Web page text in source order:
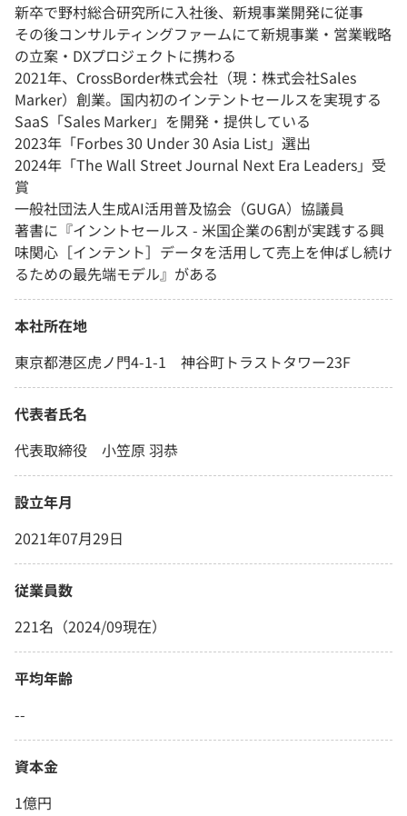
新卒で野村総合研究所に入社後、新規事業開発に従事
その後コンサルティングファームにて新規事業・営業戦略
の立案・DXプロジェクトに携わる
2021年、CrossBorder株式会社（現：株式会社Sales
Marker）創業。国内初のインテントセールスを実現する
SaaS「Sales Marker」を開発・提供している
2023年「Forbes 30 Under 30 Asia List」選出
2024年「The Wall Street Journal Next Era Leaders」受
賞
一般社団法人生成AI活用普及協会（GUGA）協議員
著書に『インントセールス - 米国企業の6割が実践する興
味関心［インテント］データを活用して売上を伸ばし続け
るための最先端モデル』がある
本社所在地
東京都港区虎ノ門4-1-1 神谷町トラストタワー23F
代表者氏名
代表取締役 小笠原 羽恭
設立年月
2021年07月29日
従業員数
221名（2024/09現在）
平均年齢
--
資本金
1億円